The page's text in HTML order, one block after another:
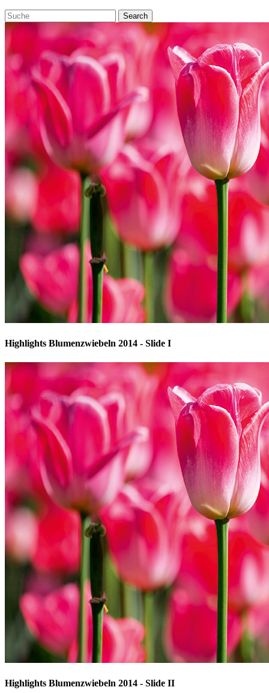
Highlights Blumenzwiebeln 2014 - Slide I
Highlights Blumenzwiebeln 2014 - Slide II